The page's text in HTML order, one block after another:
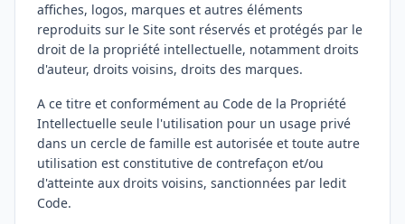
affiches, logos, marques et autres éléments
reproduits sur le Site sont réservés et protégés par le
droit de la propriété intellectuelle, notamment droits
d'auteur, droits voisins, droits des marques.
A ce titre et conformément au Code de la Propriété
Intellectuelle seule l'utilisation pour un usage privé
dans un cercle de famille est autorisée et toute autre
utilisation est constitutive de contrefaçon et/ou
d'atteinte aux droits voisins, sanctionnées par ledit
Code.